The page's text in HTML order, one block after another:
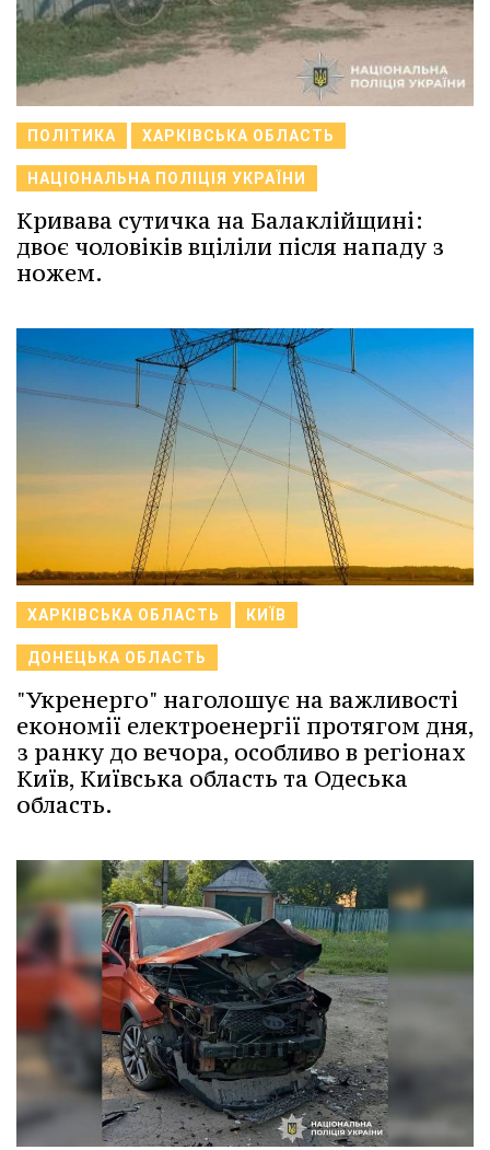
ПОЛІТИКА ХАРКІВСЬКА ОБЛАСТЬ
НАЦІОНАЛЬНА ПОЛІЦІЯ УКРАЇНИ
Кривава сутичка на Балаклійщині:
двоє чоловіків вціліли після нападу з
ножем.
ХАРКІВСЬКА ОБЛАСТЬ КИЇВ
ДОНЕЦЬКА ОБЛАСТЬ
"Укренерго" наголошує на важливості
економії електроенергії протягом дня,
з ранку до вечора, особливо в регіонах
Київ, Київська область та Одеська
область.